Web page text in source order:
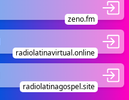
zeno.fm
radiolatinavirtual.online
radiolatinagospel.site